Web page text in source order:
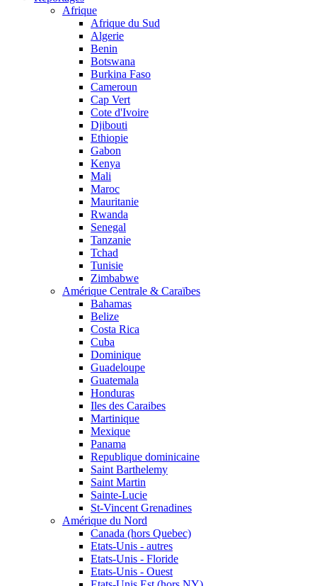
Afrique
Afrique du Sud
Algerie
Benin
Botswana
Burkina Faso
Cameroun
Cap Vert
Cote d'Ivoire
Djibouti
Ethiopie
Gabon
Kenya
Mali
Maroc
Mauritanie
Rwanda
Senegal
Tanzanie
Tchad
Tunisie
Zimbabwe
Amérique Centrale & Caraïbes
Bahamas
Belize
Costa Rica
Cuba
Dominique
Guadeloupe
Guatemala
Honduras
Iles des Caraibes
Martinique
Mexique
Panama
Republique dominicaine
Saint Barthelemy
Saint Martin
Sainte-Lucie
St-Vincent Grenadines
Amérique du Nord
Canada (hors Quebec)
Etats-Unis - autres
Etats-Unis - Floride
Etats-Unis - Ouest